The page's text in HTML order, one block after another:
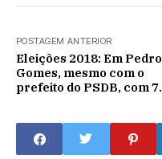
POSTAGEM ANTERIOR
Eleições 2018: Em Pedro
Gomes, mesmo com o
prefeito do PSDB, com 7
turno